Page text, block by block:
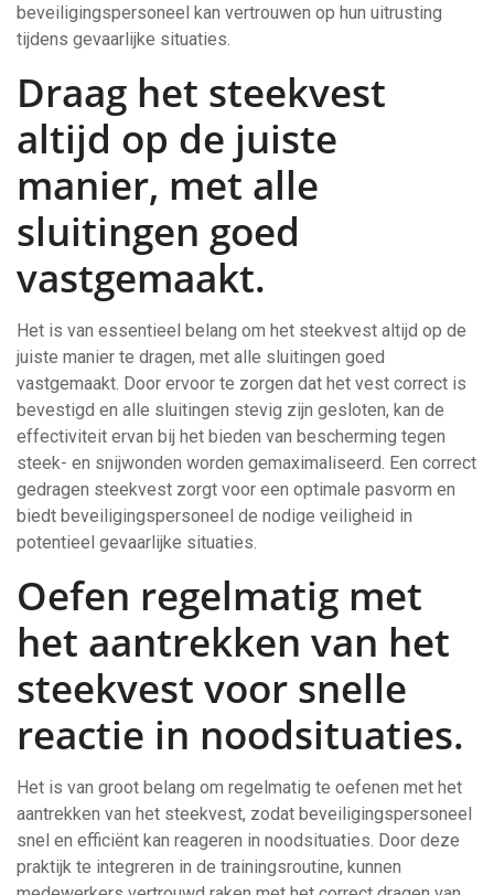
beveiligingspersoneel kan vertrouwen op hun uitrusting
tijdens gevaarlijke situaties.
Draag het steekvest
altijd op de juiste
manier, met alle
sluitingen goed
vastgemaakt.
Het is van essentieel belang om het steekvest altijd op de
juiste manier te dragen, met alle sluitingen goed
vastgemaakt. Door ervoor te zorgen dat het vest correct is
bevestigd en alle sluitingen stevig zijn gesloten, kan de
effectiviteit ervan bij het bieden van bescherming tegen
steek- en snijwonden worden gemaximaliseerd. Een correct
gedragen steekvest zorgt voor een optimale pasvorm en
biedt beveiligingspersoneel de nodige veiligheid in
potentieel gevaarlijke situaties.
Oefen regelmatig met
het aantrekken van het
steekvest voor snelle
reactie in noodsituaties.
Het is van groot belang om regelmatig te oefenen met het
aantrekken van het steekvest, zodat beveiligingspersoneel
snel en efficiënt kan reageren in noodsituaties. Door deze
praktijk te integreren in de trainingsroutine, kunnen